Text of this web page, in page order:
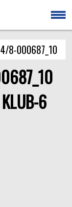
8-000687_10
6